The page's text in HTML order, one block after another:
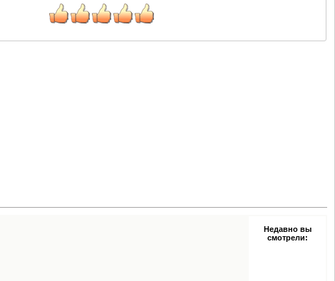
Недавно вы
смотрели: